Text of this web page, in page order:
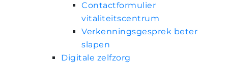
Contactformulier
vitaliteitscentrum
Verkenningsgesprek beter
slapen
Digitale zelfzorg